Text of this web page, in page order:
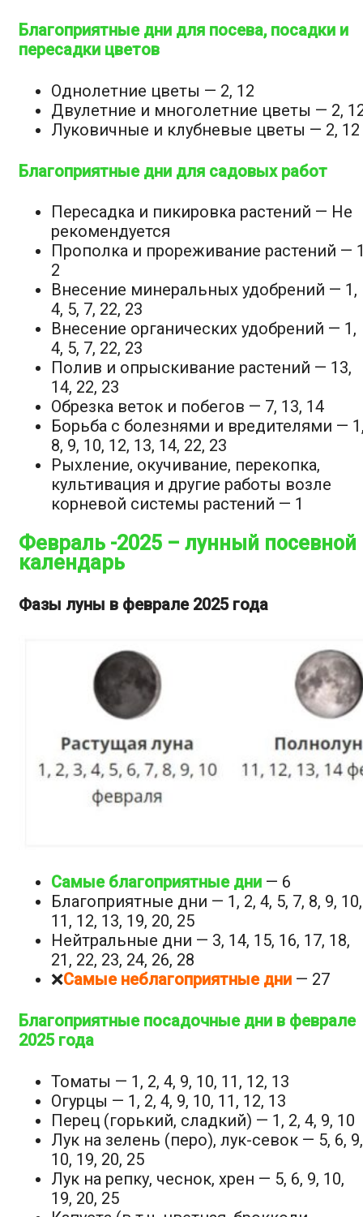
Благоприятные дни для посева, посадки и
пересадки цветов
Однолетние цветы — 2, 12
Двулетние и многолетние цветы — 2,
Луковичные и клубневые цветы — 2, 12
Благоприятные дни для садовых работ
Пересадка и пикировка растений — Не
рекомендуется
Прополка и прореживание растений —
2
Внесение минеральных удобрений — 1,
4, 5, 7, 22, 23
Внесение органических удобрений — 1,
4, 5, 7, 22, 23
Полив и опрыскивание растений — 13,
14, 22, 23
Обрезка веток и побегов — 7, 13, 14
Борьба с болезнями и вредителями —
8, 9, 10, 12, 13, 14, 22, 23
Рыхление, окучивание, перекопка,
культивация и другие работы возле
корневой системы растений — 1
Февраль -2025 – лунный посевной
календарь
Фазы луны в феврале 2025 года
Самые благоприятные дни — 6
Благоприятные дни — 1, 2, 4, 5, 7, 8, 9, 10,
11, 12, 13, 19, 20, 25
Нейтральные дни — 3, 14, 15, 16, 17, 18,
21, 22, 23, 24, 26, 28
❌Самые неблагоприятные дни — 27
Благоприятные посадочные дни в феврале
2025 года
Томаты — 1, 2, 4, 9, 10, 11, 12, 13
Огурцы — 1, 2, 4, 9, 10, 11, 12, 13
Перец (горький, сладкий) — 1, 2, 4, 9, 10
Лук на зелень (перо), лук-севок — 5, 6, 9,
10, 19, 20, 25
Лук на репку, чеснок, хрен — 5, 6, 9, 10,
19, 20, 25